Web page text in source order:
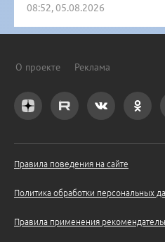
08:52, 05.08.2026
О проекте Реклама
Правила поведения на сайте
Политика обработки персональных
Правила применения